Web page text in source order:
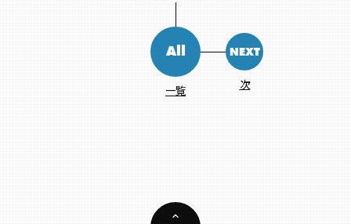
All
一覧
NEXT
次
keyboard_arrow_up